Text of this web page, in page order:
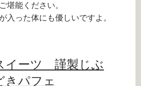
堪能ください。
入った体にも優しいですよ。
イーツ 謹製じぶ
きパフェ